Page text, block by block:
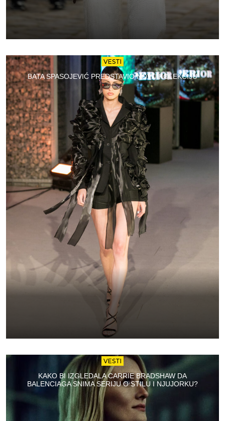
VESTI
BATA SPASOJEVIĆ PREDSTAVIO NOVU KOLEKCIJU
VESTI
KAKO BI IZGLEDALA CARRIE BRADSHAW DA
BALENCIAGA SNIMA SERIJU O STILU I NJUJORKU?